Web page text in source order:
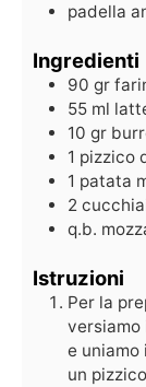
padella
Ingredienti
90 gr
55 ml
10 gr
1 pizzico
1 patata
2
q.b.
Istruzioni
Per la
versiamo
e
un